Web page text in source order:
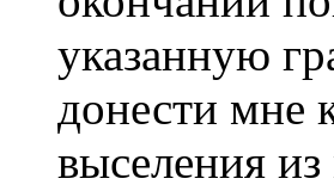
указанную
донести мне
выселения